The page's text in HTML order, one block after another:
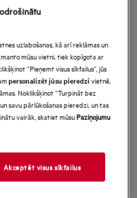
no „pārtikas
pārtiku, tā
kas pasargā no
uzlabošanas, kā arī reklāmas un
mūsu vietni, tiek kopīgota ar
“Pieņemt visus sīkfailus”, jūs
personalizēt jūsu pieredzivietnē,
Noklikšķinot “Turpināt bez
savu pārlūkošanas pieredzi, un tas
vairāk, skatiet mūsuPaziņojumu
Akceptēt visus sīkfailus